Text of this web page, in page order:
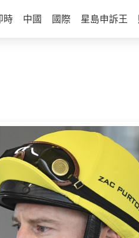
時 中國 國際 星島申訴王